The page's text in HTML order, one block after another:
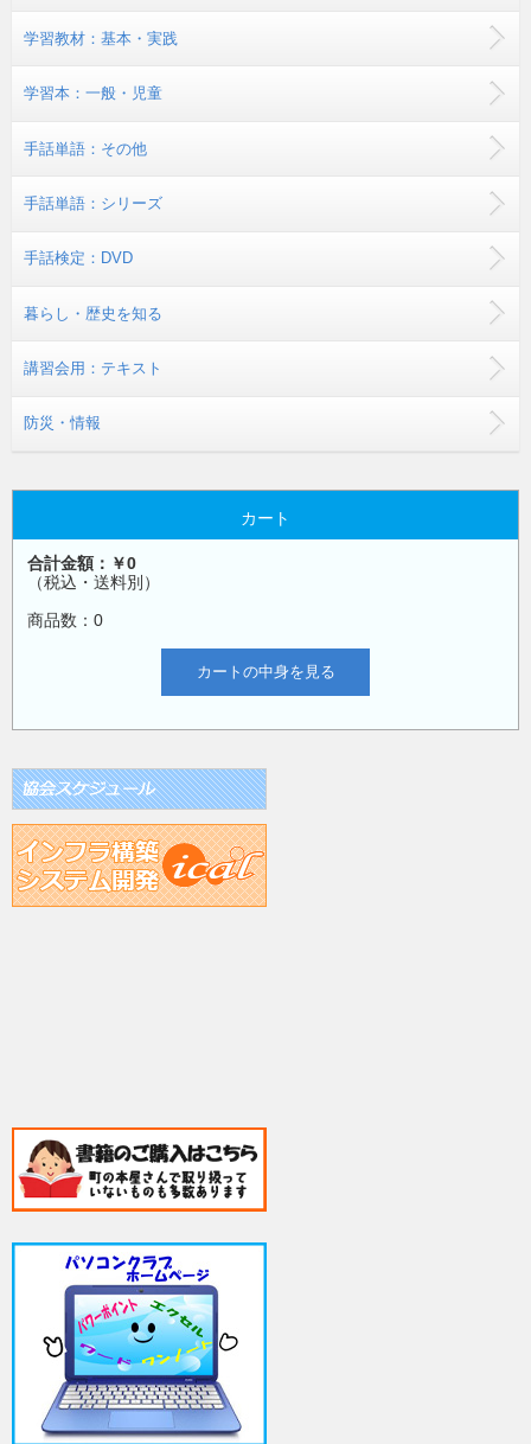
学習教材：基本・実践
学習本：一般・児童
手話単語：その他
手話単語：シリーズ
手話検定：DVD
暮らし・歴史を知る
講習会用：テキスト
防災・情報
カート
合計金額：￥0
（税込・送料別）
商品数：0
カートの中身を見る